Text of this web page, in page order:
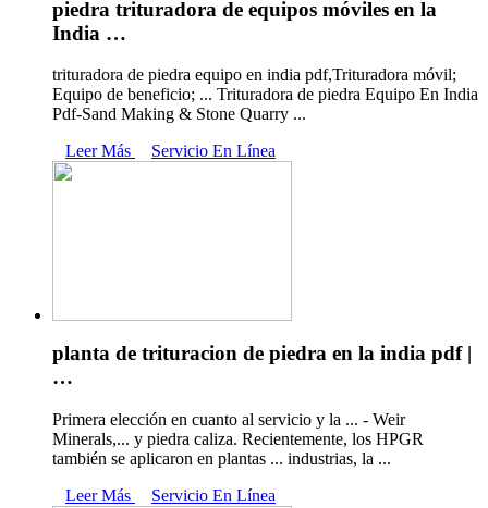
piedra trituradora de equipos móviles en la
India …
trituradora de piedra equipo en india pdf,Trituradora móvil;
Equipo de beneficio; ... Trituradora de piedra Equipo En India
Pdf-Sand Making & Stone Quarry ...
Leer Más
Servicio En Línea
planta de trituracion de piedra en la india pdf |
…
Primera elección en cuanto al servicio y la ... - Weir
Minerals,... y piedra caliza. Recientemente, los HPGR
también se aplicaron en plantas ... industrias, la ...
Leer Más
Servicio En Línea